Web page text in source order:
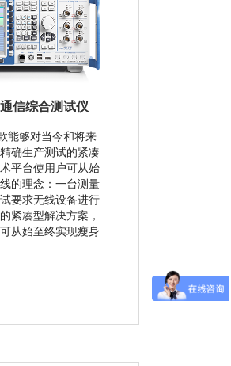
信综合测试仪
能够对当今和将来
确生产测试的紧凑
平台使用户可从始
的理念：一台测量
要求无线设备进行
紧凑型解决方案，
从始至终实现瘦身